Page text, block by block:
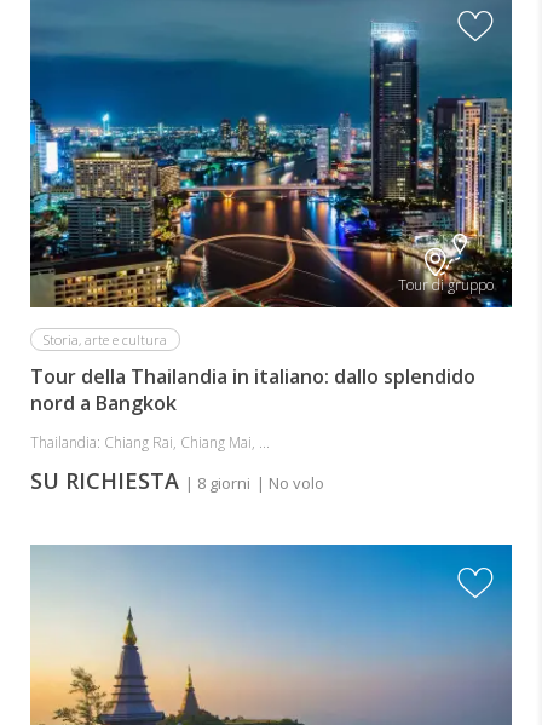
Tour di gruppo
Storia, arte e cultura
Tour della Thailandia in italiano: dallo splendido
nord a Bangkok
Thailandia: Chiang Rai, Chiang Mai, ...
SU RICHIESTA | 8 giorni | No volo